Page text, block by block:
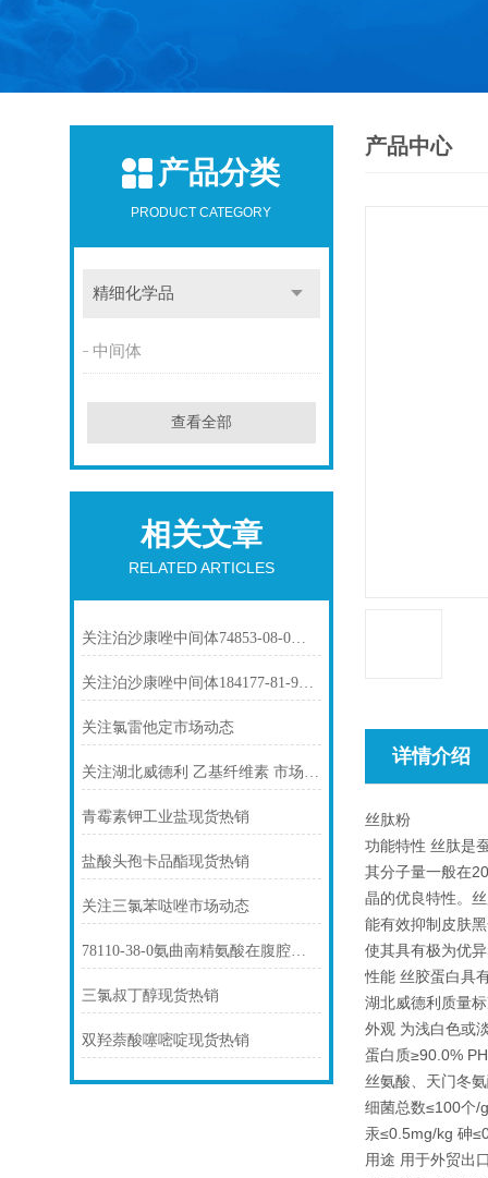
产品分类
PRODUCT CATEGORY
精细化学品
中间体
查看全部
相关文章
RELATED ARTICLES
关注泊沙康唑中间体74853-08-0市场动态
关注泊沙康唑中间体184177-81-9市场动态
关注氯雷他定市场动态
关注湖北威德利 乙基纤维素 市场动态
青霉素钾工业盐现货热销
盐酸头孢卡品酯现货热销
关注三氯苯哒唑市场动态
78110-38-0氨曲南精氨酸在腹腔感染中的应用
三氯叔丁醇现货热销
双羟萘酸噻嘧啶现货热销
产品中心
详情介绍
丝肽粉
功能特性 丝肽是
其分子量一般在
晶的优良特性。
能有效抑制皮肤
使其具有极为优
性能 丝胶蛋白具
湖北威德利质量
外观 为浅白色或
蛋白质≥90.0%
丝氨酸、天门冬
细菌总数≤100个/
汞≤0.5mg/kg 砷
用途 用于外贸出